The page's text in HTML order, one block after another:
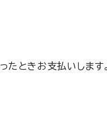
たときお支払いします